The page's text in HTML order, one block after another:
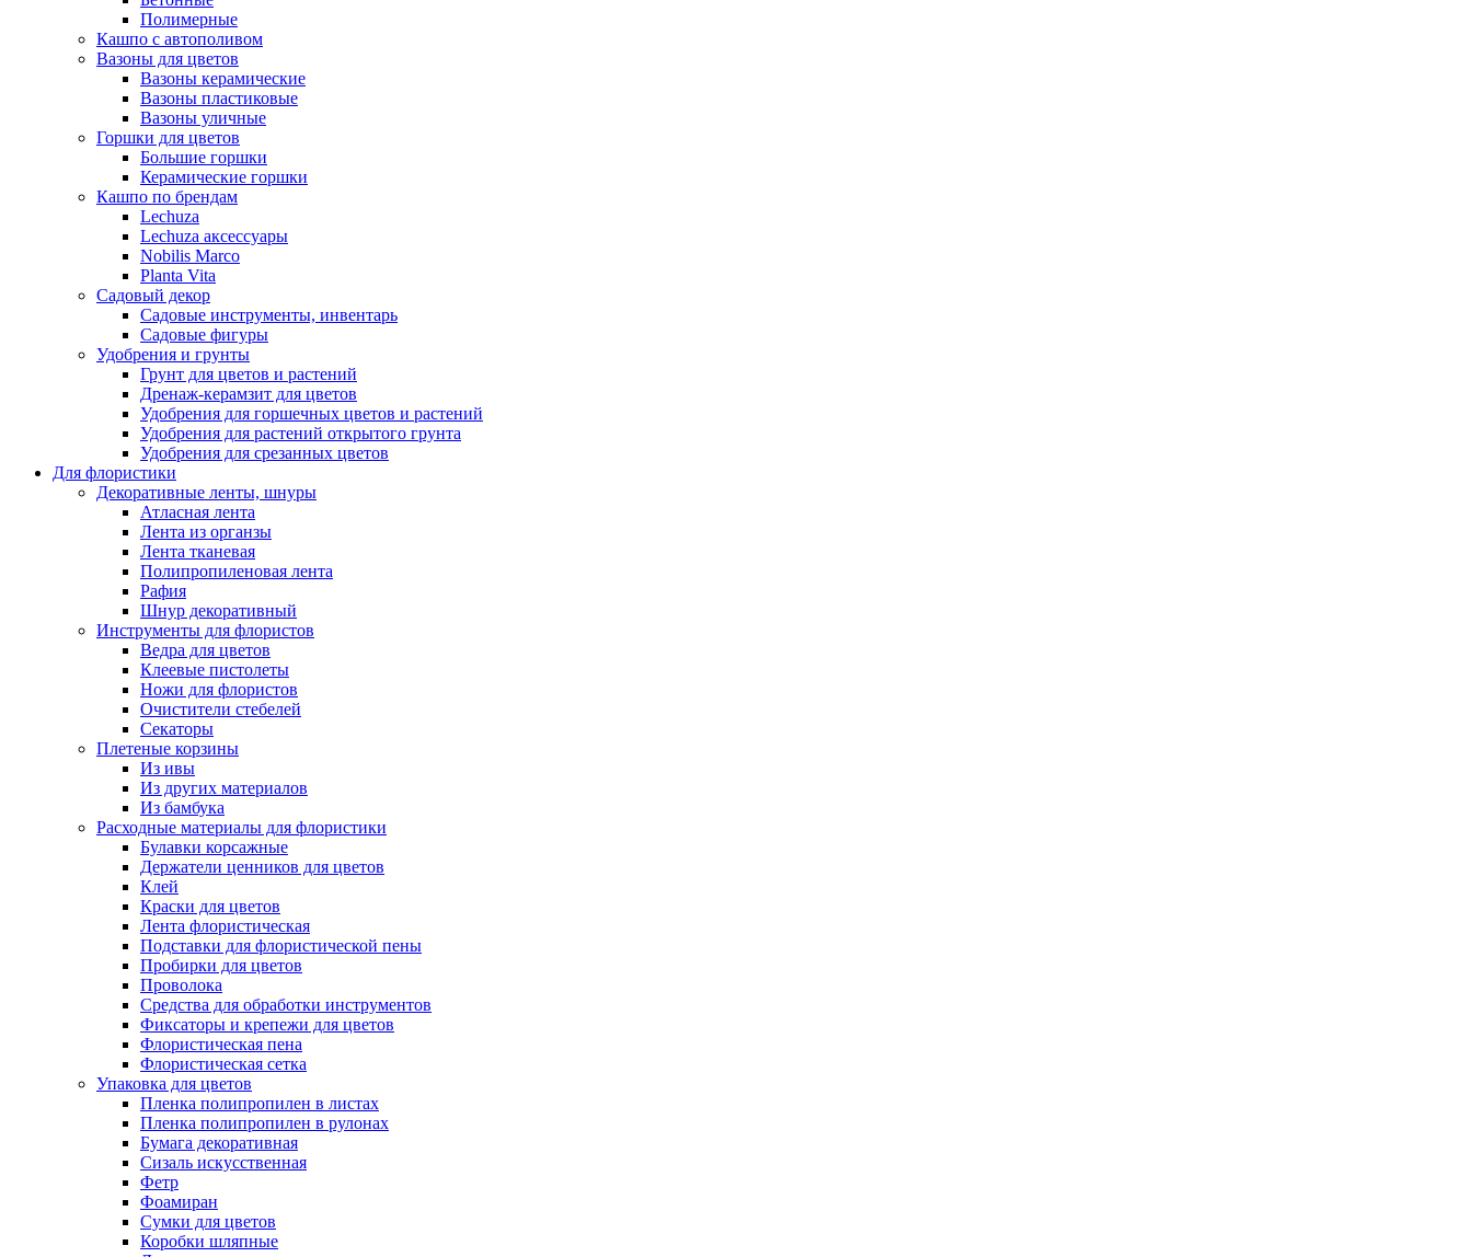
Полимерные
Кашпо с автополивом
Вазоны для цветов
Вазоны керамические
Вазоны пластиковые
Вазоны уличные
Горшки для цветов
Большие горшки
Керамические горшки
Кашпо по брендам
Lechuza
Lechuza аксессуары
Nobilis Marco
Planta Vita
Садовый декор
Садовые инструменты, инвентарь
Садовые фигуры
Удобрения и грунты
Грунт для цветов и растений
Дренаж-керамзит для цветов
Удобрения для горшечных цветов и растений
Удобрения для растений открытого грунта
Удобрения для срезанных цветов
Для флористики
Декоративные ленты, шнуры
Атласная лента
Лента из органзы
Лента тканевая
Полипропиленовая лента
Рафия
Шнур декоративный
Инструменты для флористов
Ведра для цветов
Клеевые пистолеты
Ножи для флористов
Очистители стебелей
Секаторы
Плетеные корзины
Из ивы
Из других материалов
Из бамбука
Расходные материалы для флористики
Булавки корсажные
Держатели ценников для цветов
Клей
Краски для цветов
Лента флористическая
Подставки для флористической пены
Пробирки для цветов
Проволока
Средства для обработки инструментов
Фиксаторы и крепежи для цветов
Флористическая пена
Флористическая сетка
Упаковка для цветов
Пленка полипропилен в листах
Пленка полипропилен в рулонах
Бумага декоративная
Сизаль искусственная
Фетр
Фоамиран
Сумки для цветов
Коробки шляпные